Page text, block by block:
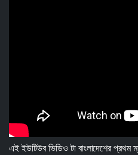
এই ইউটিউব ভিডিও টা বাংলাদেশের